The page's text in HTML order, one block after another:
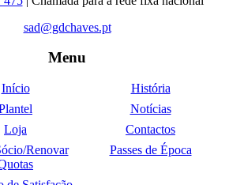
sad@gdchaves.pt
Menu
Início
História
Notícias
Loja
Contactos
Renovar
Passes de Época